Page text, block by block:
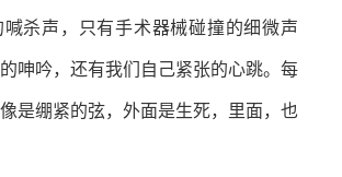
杀声，只有手术器械碰撞的细微声
呻吟，还有我们自己紧张的心跳。每
是绷紧的弦，外面是生死，里面，也